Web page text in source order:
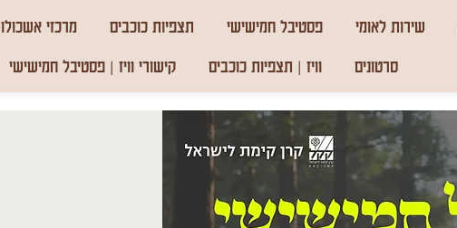
שירות לאומי פסטיבל חמישישי תצפיות כוכבים מרכזי
סרטונים
וויז | תצפיות כוכבים קישורי וויז | פסטיבל חמישישי